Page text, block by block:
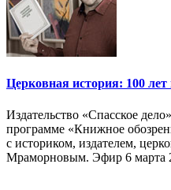
Церковная история: 100 лет
Издательство «Спасское
программе «Книжное
с историком, издателем,
Мраморновым. Эфир 6 марта